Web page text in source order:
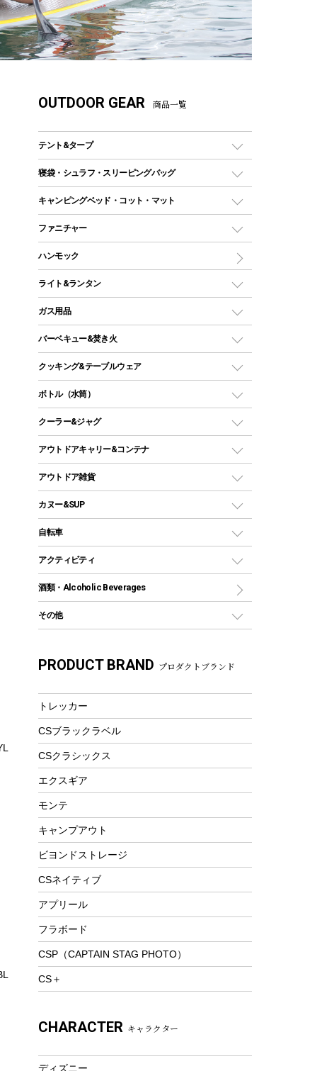
OUTDOOR GEAR 商品一覧
テント&タープ
テント
ツールームテント
ワンポールテント
シェルターテント
ロッジ型・オリジナルテント
タープ
スクエアタープ（レクタタープ）
メッシュタープ
自立式タープ
パラソル
テントアクセサリー
ペグ
グランドシート
ガイドロープ
ツール
寝袋・シュラフ・スリーピングバッグ
レクタングラー型（封筒型）シュラフ
インナーシュラフ
キャンピングベッド・コット・マット
キャンピングベッド・コット
インフレータブルマット
ファニチャー
アウトドアテーブル
レジャーシート
ハンモック
ライト&ランタン
LEDランタン
ガスランタン
オイルランタン
LEDライト
ヘッドライト
キャンドル
ガス用品
ガスバーナー
ガス缶
ガストーチ、ライター
バーベキュー&焚き火
バーベキューコンロ、グリル
焚き火台タイプ（ロースタイル）グリル
卓上タイプグリル
パーティータイプグリル
鉄板、アミ
焚き火台&ストーブ
火起こし
バーベキューツール
燃料・着火剤・炭
クッキング&テーブルウェア
ダッチオーブン
ホットサンドメーカー
クッカーセット
シェラカップ
クッキングツール
ナイフ
カトラリー
マグカップ、カップ
フードボトル
コーヒー&ミル
トレー
ランチョンマット
ランチボックス
ピクニックセット
ボトル（水筒）
ステンレスボトル
コップ付きタイプ
ワンタッチタイプ
プラスチックボトル
ディズニーボトル
クーラー&ジャグ
クーラーボックス
クーラーバッグ
ウォータージャグ
保冷剤
アウトドアキャリー&コンテナ
アウトドアキャリー
アウトドア雑貨
バックパック&バッグ
リュック、バックパック
トートバッグ、サコッシュ
ショッピングキャリー
その他アウトドア雑貨
レイン
ツール、他
カヌー&SUP
インフレータブル
カヤック
パドル
ヘルメット
アクセサリー
自転車
折りたたみ自転車
スポーツサイクル
シティサイクル
自転車用アクセサリー
自転車ウェア
アクティビティ
マリン
ラッシュガード
テント
フローティングベスト
ヘルメット
エアーポンプ
ウィンター
防寒ウェア
ツール&アクセサリー
トレッキング
トレッキングステッキ
トレッキングアクセサリー
プレイグッズ
ウェルネス
フィットネス
酒類・Alcoholic Beverages
その他
湯たんぽ
PRODUCT BRAND プロダクトブランド
トレッカー
CSブラックラベル
CSクラシックス
エクスギア
モンテ
キャンプアウト
ビヨンドストレージ
CSネイティブ
アプリール
フラボード
CSP（CAPTAIN STAG PHOTO）
CS＋
CHARACTER キャラクター
ディズニー